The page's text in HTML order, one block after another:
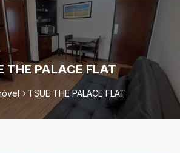
THE PALACE FLAT
TSUE THE PALACE FLAT